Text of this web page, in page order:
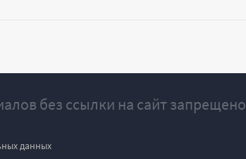
без ссылки на сайт запрещено
данных